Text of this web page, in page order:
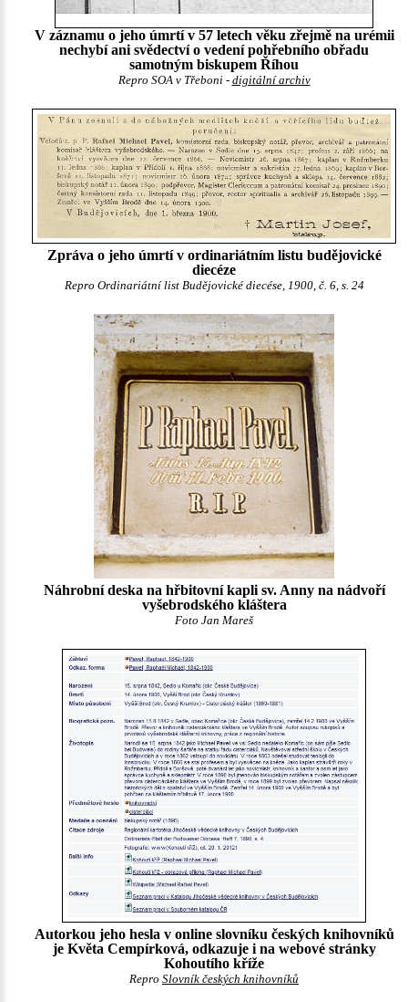
V záznamu o jeho úmrtí v 57 letech věku zřejmě na urémii
nechybí ani svědectví o vedení pohřebního obřadu
samotným biskupem Říhou
Repro SOA v Třeboni - digitální archiv
Zpráva o jeho úmrtí v ordinariátním listu budějovické
diecéze
Repro Ordinariátní list Budějovické diecése, 1900, č. 6, s. 24
Náhrobní deska na hřbitovní kapli sv. Anny na nádvoří
vyšebrodského kláštera
Foto Jan Mareš
Autorkou jeho hesla v online slovníku českých knihovníků
je Květa Cempírková, odkazuje i na webové stránky
Kohoutího kříže
Repro Slovník českých knihovníků